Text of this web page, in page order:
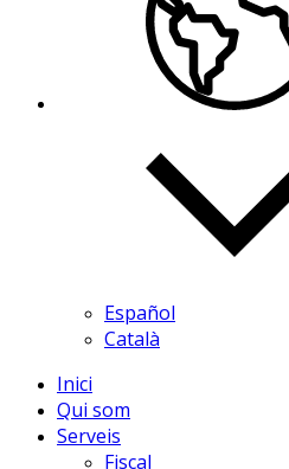
Español
Català
Inici
Qui som
Serveis
Fiscal